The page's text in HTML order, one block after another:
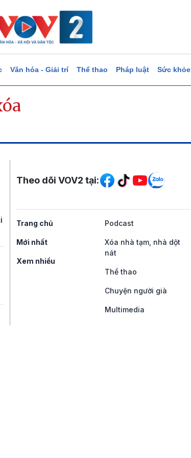
Văn hóa - Giải trí Thể thao Pháp luật Sức khỏe
Mạng xã hội
Theo dõi VOV2 tại:
Trang chủ
Mới nhất
Xem nhiều
Podcast
Xóa nhà tạm, nhà dột
nát
Thể thao
Chuyện người già
Multimedia